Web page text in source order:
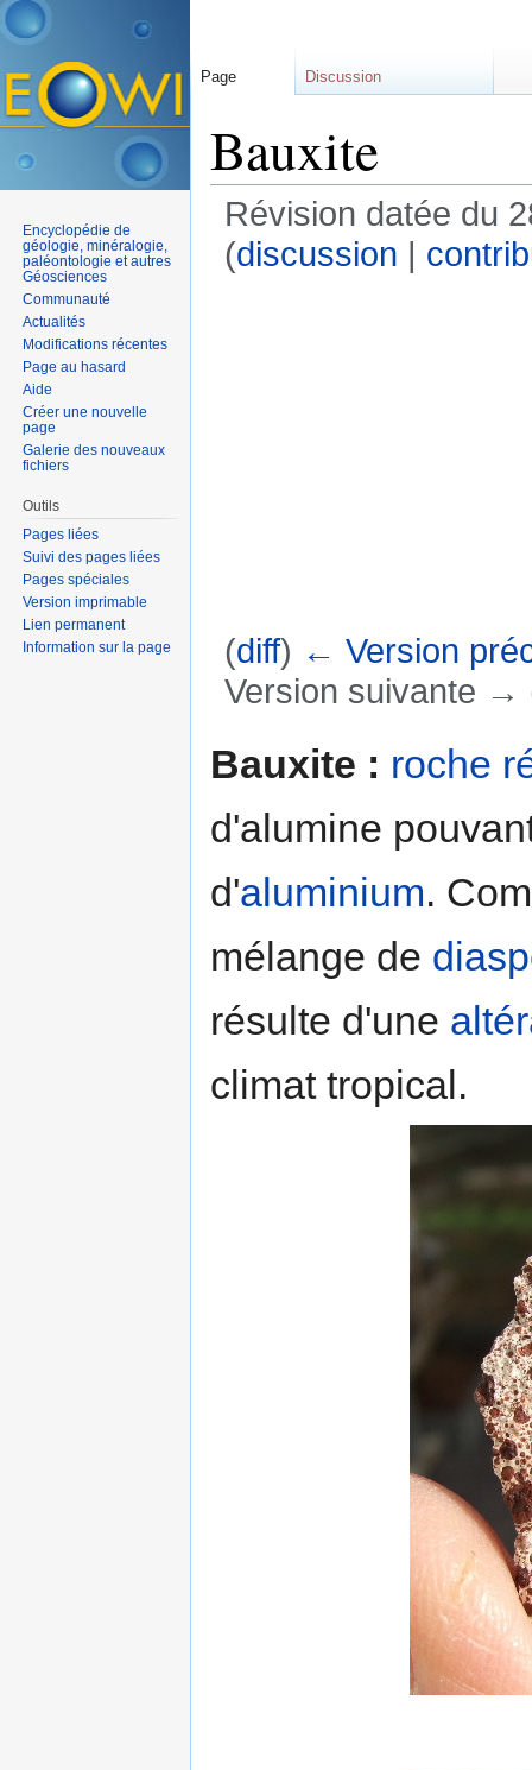
Bauxite
Révision datée du
(discussion |
(diff) ← Version
Version suivante →
Bauxite : roche
d'alumine
d'aluminium.
mélange de
résulte d'une
climat tropical.
Page Discussion
Encyclopédie de
géologie, minéralogie,
paléontologie et autres
Géosciences
Communauté
Actualités
Modifications récentes
Page au hasard
Aide
Créer une nouvelle
page
Galerie des nouveaux
fichiers
Outils
Pages liées
Suivi des pages liées
Pages spéciales
Version imprimable
Lien permanent
Information sur la page